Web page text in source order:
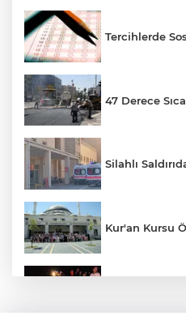
Tercihlerde
47 Derece
Silahlı
Kur'an Kursu